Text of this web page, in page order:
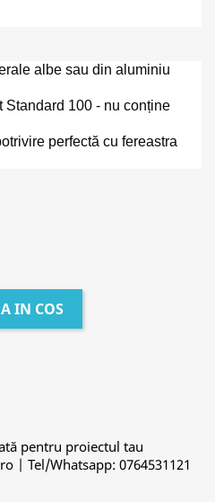
albe sau din aluminiu
100 - nu conține
perfectă cu fereastra
IN COS
pentru proiectul tau
| Tel/Whatsapp: 0764531121